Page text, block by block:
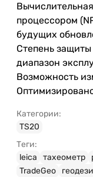
процессором
будущих
Степень
диапазон
Возможность
Категории:
TS20
Теги:
leica
тахеометр
TradeGeo